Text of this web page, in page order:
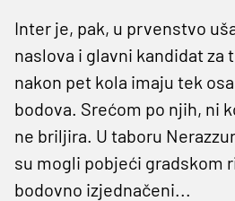
Inter je, pak, u prvenstvo
naslova i glavni kandidat za
nakon pet kola imaju tek
bodova. Srećom po njih, ni
ne briljira. U taboru
su mogli pobjeći gradskom
bodovno izjednačeni...